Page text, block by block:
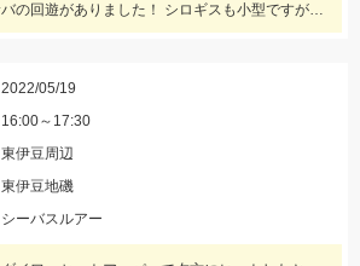
朝マズメに小サバの回遊がありました！ シロギスも小型ですが、数が釣れていますよ！
2022/05/19
16:00～17:30
東伊豆周辺
東伊豆地磯
シーバスルアー